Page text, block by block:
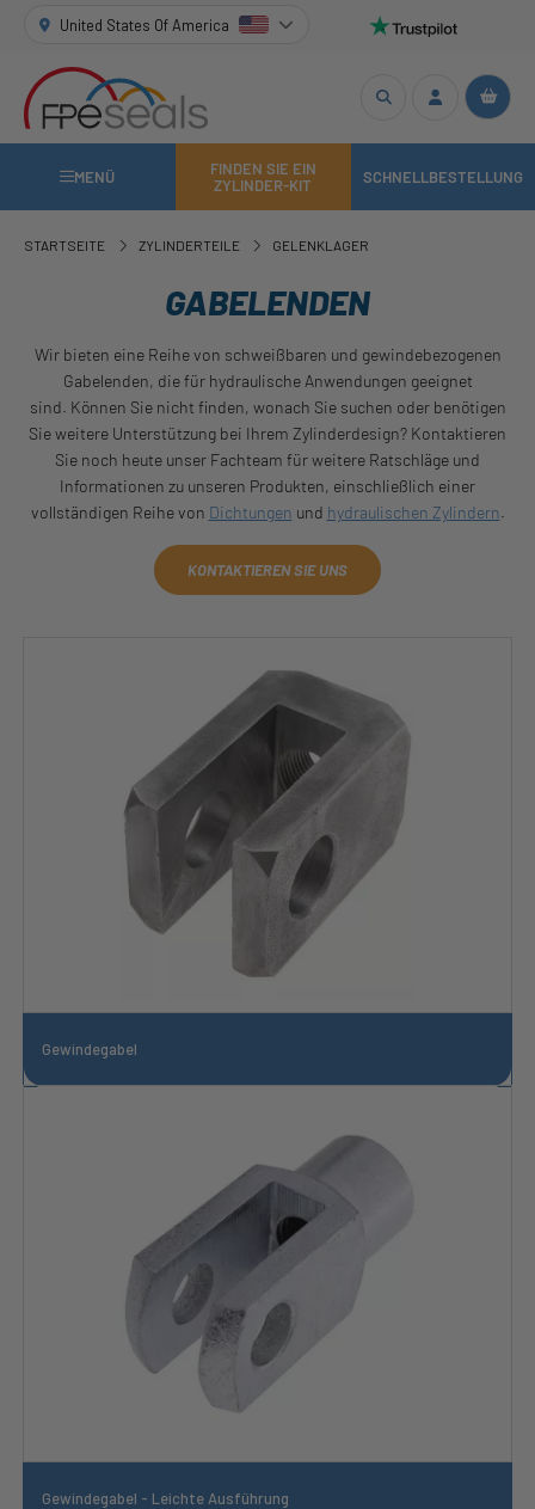
United States Of America
MENÜ
FINDEN SIE EIN
ZYLINDER-KIT
SCHNELLBESTELLUNG
STARTSEITE ZYLINDERTEILE GELENKLAGER
GABELENDEN
Wir bieten eine Reihe von schweißbaren und gewindebezogenen
Gabelenden, die für hydraulische Anwendungen geeignet
sind. Können Sie nicht finden, wonach Sie suchen oder benötigen
Sie weitere Unterstützung bei Ihrem Zylinderdesign? Kontaktieren
Sie noch heute unser Fachteam für weitere Ratschläge und
Informationen zu unseren Produkten, einschließlich einer
vollständigen Reihe von Dichtungen und hydraulischen Zylindern.
KONTAKTIEREN SIE UNS
Gewindegabel
Gewindegabel - Leichte Ausführung